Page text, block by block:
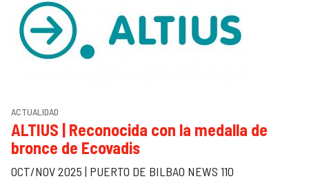
ACTUALIDAD
ALTIUS | Reconocida con la medalla de
bronce de Ecovadis
OCT/NOV 2025 | PUERTO DE BILBAO NEWS 110